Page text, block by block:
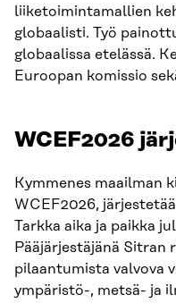
liiketoimintamallien
globaalisti. Työ
globaalissa etelässä.
Euroopan komissio
WCEF2026
Kymmenes maailman
WCEF2026,
Tarkka aika ja paikka
Pääjärjestäjänä
pilaantumista valvova
ympäristö-, metsä- ja